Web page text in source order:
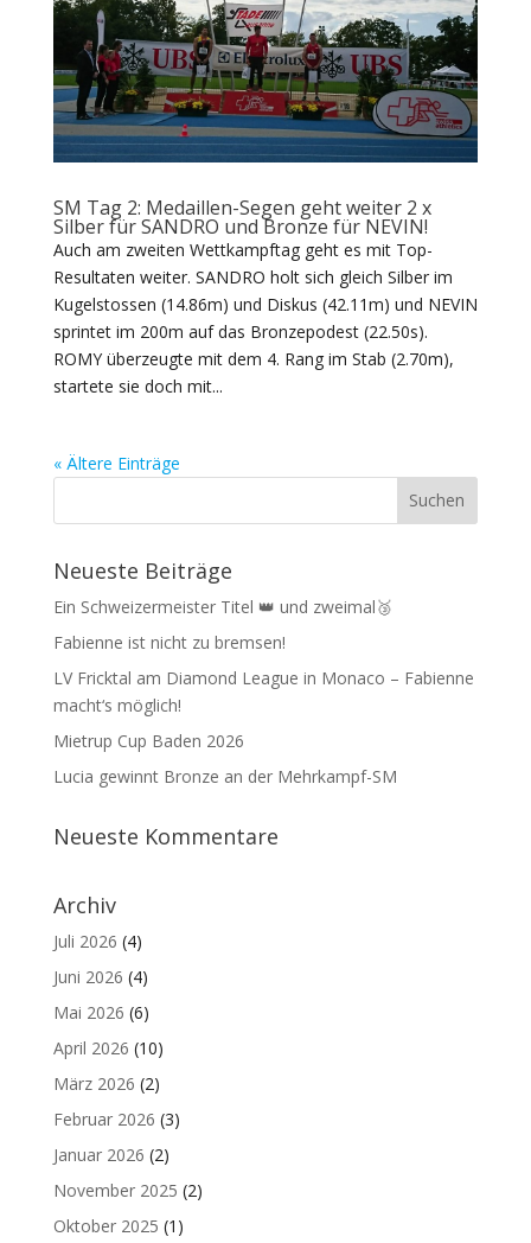
SM Tag 2: Medaillen-Segen geht weiter 2 x
Silber für SANDRO und Bronze für NEVIN!
Auch am zweiten Wettkampftag geht es mit Top-
Resultaten weiter. SANDRO holt sich gleich Silber im
Kugelstossen (14.86m) und Diskus (42.11m) und NEVIN
sprintet im 200m auf das Bronzepodest (22.50s).
ROMY überzeugte mit dem 4. Rang im Stab (2.70m),
startete sie doch mit...
« Ältere Einträge
Neueste Beiträge
Ein Schweizermeister Titel 👑 und zweimal🥉
Fabienne ist nicht zu bremsen!
LV Fricktal am Diamond League in Monaco – Fabienne
macht‘s möglich!
Mietrup Cup Baden 2026
Lucia gewinnt Bronze an der Mehrkampf-SM
Neueste Kommentare
Archiv
Juli 2026 (4)
Juni 2026 (4)
Mai 2026 (6)
April 2026 (10)
März 2026 (2)
Februar 2026 (3)
Januar 2026 (2)
November 2025 (2)
Oktober 2025 (1)